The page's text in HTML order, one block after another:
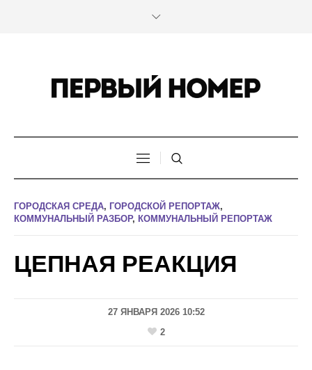
ГОРОДСКАЯ СРЕДА, ГОРОДСКОЙ РЕПОРТАЖ,
КОММУНАЛЬНЫЙ РАЗБОР, КОММУНАЛЬНЫЙ РЕПОРТАЖ
ЦЕПНАЯ РЕАКЦИЯ
27 ЯНВАРЯ 2026 10:52
2